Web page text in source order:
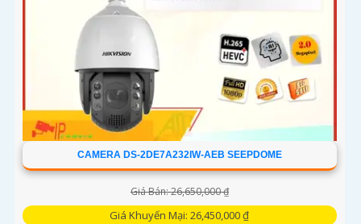
CAMERA DS-2DE7A232IW-AEB SEEPDOME
Giá Bán: 26,650,000 ₫
Giá Khuyến Mại: 26,450,000 ₫